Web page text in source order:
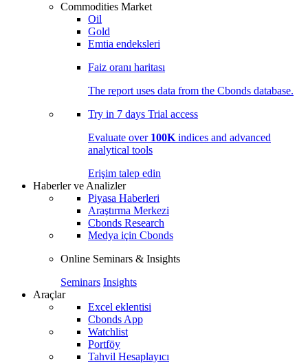
Commodities Market
Oil
Gold
Emtia endeksleri
Faiz oranı haritası
The report uses data from the Cbonds database.
Try in 7 days Trial access
Evaluate over 100K indices and advanced
analytical tools
Erişim talep edin
Haberler ve Analizler
Piyasa Haberleri
Araştırma Merkezi
Cbonds Research
Medya için Cbonds
Online Seminars & Insights
Seminars Insights
Araçlar
Excel eklentisi
Cbonds App
Watchlist
Portföy
Tahvil Hesaplayıcı